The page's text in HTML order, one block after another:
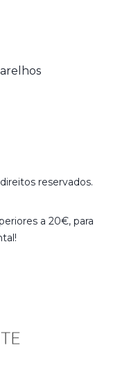
reservados.
a 20€, para